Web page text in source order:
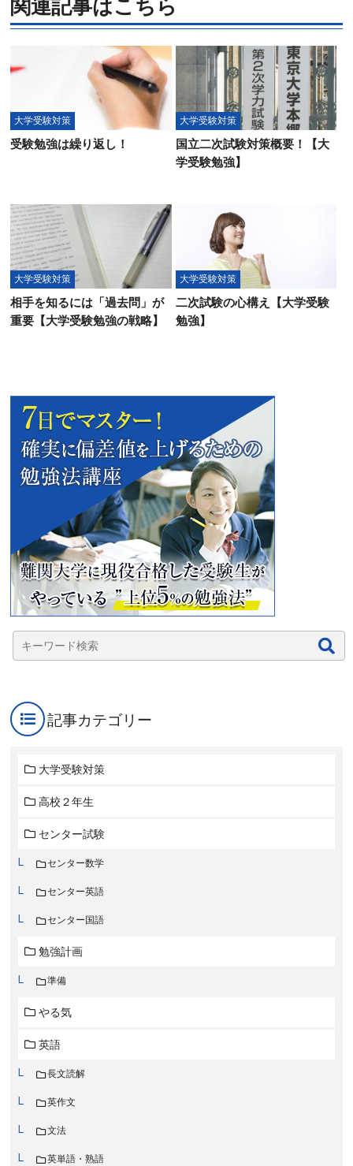
関連記事はこちら
大学受験対策
受験勉強は繰り返し！
大学受験対策
国立二次試験対策概要！【大
学受験勉強】
大学受験対策
相手を知るには「過去問」が
重要【大学受験勉強の戦略】
大学受験対策
二次試験の心構え【大学受験
勉強】
記事カテゴリー
大学受験対策
高校２年生
センター試験
センター数学
センター英語
センター国語
勉強計画
準備
やる気
英語
長文読解
英作文
文法
英単語・熟語